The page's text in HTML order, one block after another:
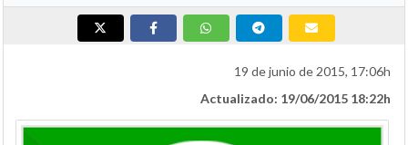
19 de junio de 2015, 17:06h
Actualizado: 19/06/2015 18:22h